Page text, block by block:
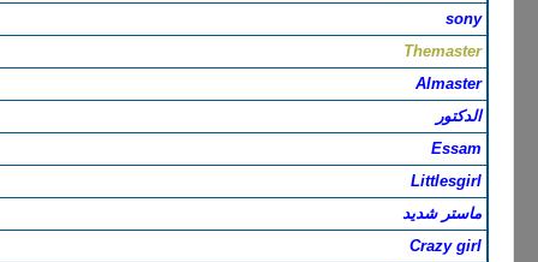
sony
Themaster
Almaster
الدكتور
Essam
Littlesgirl
ماستر شديد
Crazy girl